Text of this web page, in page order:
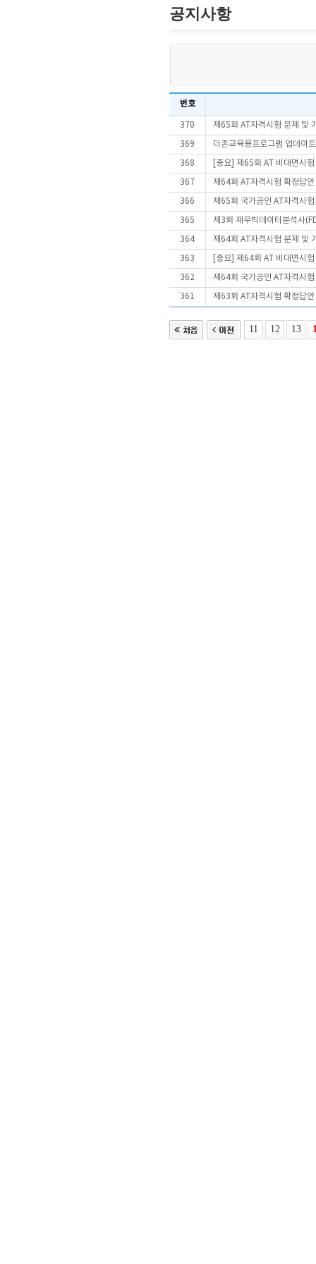
공지사항
번호
370 제65회 AT자격시험 문제 및
369 더존교육용프로그램 업데이
368 [중요] 제65회 AT 비대면시
367 제64회 AT자격시험 확정답
366 제65회 국가공인 AT자격시
365 제3회 재무빅데이터분석사
364 제64회 AT자격시험 문제 및
363 [중요] 제64회 AT 비대면시
362 제64회 국가공인 AT자격시
361 제63회 AT자격시험 확정답
11 12 13